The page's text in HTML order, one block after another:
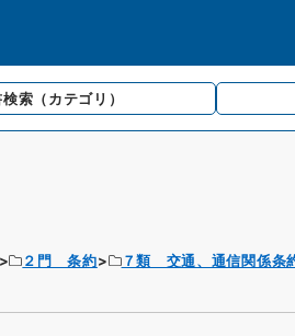
検索 （カテゴリ）
２門 条約 ７類 交通、通信関係条